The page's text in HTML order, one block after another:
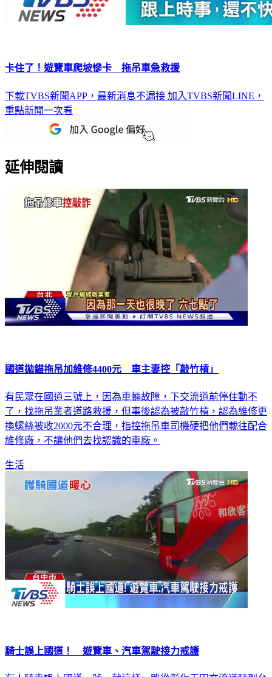
卡住了！遊覽車爬坡慘卡 拖吊車急救援
下載TVBS新聞APP，最新消息不漏接 加入TVBS新聞LINE，
重點新聞一次看
延伸閱讀
國道拋錨拖吊加維修4400元 車主妻控「敲竹槓」
有民眾在國道三號上，因為車輛故障，下交流道前停住動不
了，找拖吊業者道路救援，但事後認為被敲竹槓，認為維修更
換螺絲被收2000元不合理，指控拖吊車司機硬把他們載往配合
維修廠，不讓他們去找認識的車廠。
生活
騎士誤上國道！ 遊覽車、汽車駕駛接力戒護